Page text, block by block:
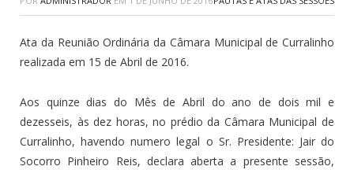
Ata da Reunião Ordinária da Câmara Municipal de Curralinho
realizada em 15 de Abril de 2016.
Aos quinze dias do Mês de Abril do ano de dois mil e
dezesseis, às dez horas, no prédio da Câmara Municipal de
Curralinho, havendo numero legal o Sr. Presidente: Jair do
Socorro Pinheiro Reis, declara aberta a presente sessão,